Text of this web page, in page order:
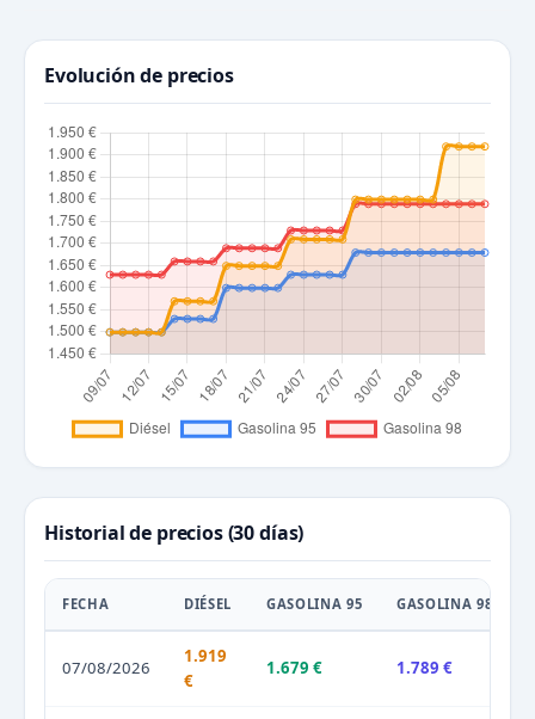
Evolución de precios
Historial de precios (30 días)
FECHA DIÉSEL GASOLINA 95 GASOLINA 98
07/08/2026
1.919
€
1.679 € 1.789 €